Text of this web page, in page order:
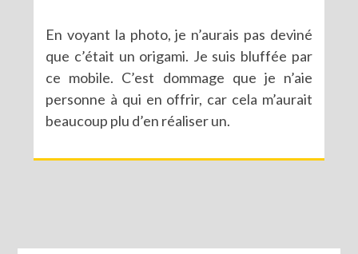
En voyant la photo, je n’aurais pas deviné
que c’était un origami. Je suis bluffée par
ce mobile. C’est dommage que je n’aie
personne à qui en offrir, car cela m’aurait
beaucoup plu d’en réaliser un.